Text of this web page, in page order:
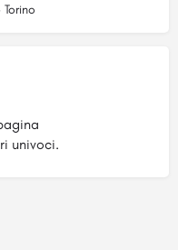
univoci.